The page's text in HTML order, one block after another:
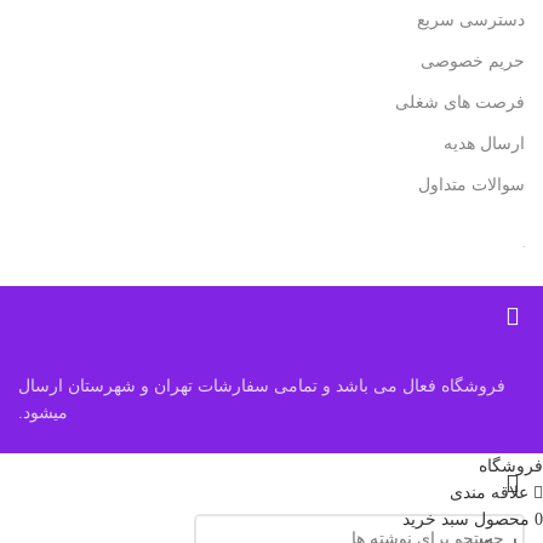
دسترسی سریع
حریم خصوصی
فرصت های شغلی
ارسال هدیه
سوالات متداول
فروشگاه فعال می باشد و تمامی سفارشات تهران و شهرستان ارسال
میشود.
فروشگاه
علاقه مندی
0 محصول سبد خرید